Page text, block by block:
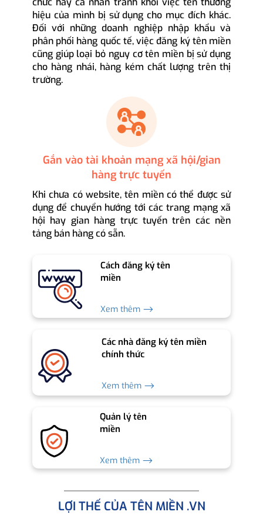
hiệu của mình bị sử dụng cho mục đích khác.
Đối với những doanh nghiệp nhập khẩu và
phân phối hàng quốc tế, việc đăng ký tên miền
cũng giúp loại bỏ nguy cơ tên miền bị sử dụng
cho hàng nhái, hàng kém chất lượng trên thị
trường.
Gắn vào tài khoản mạng xã hội/gian
hàng trực tuyến
Khi chưa có website, tên miền có thể được sử
dụng để chuyển hướng tới các trang mạng xã
hội hay gian hàng trực tuyến trên các nền
tảng bán hàng có sẵn.
Cách đăng ký tên
miền
Xem thêm ⟶
Các nhà đăng ký tên miền
chính thức
Xem thêm ⟶
Quản lý tên
miền
Xem thêm ⟶
LỢI THẾ CỦA TÊN MIỀN .VN